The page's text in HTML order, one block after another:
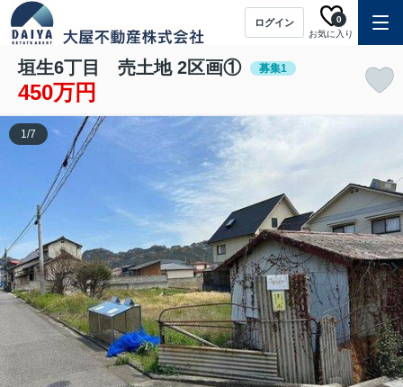
ログイン
お気に入り
0
垣生6丁目 売土地 2区画① 募集1
450万円
1/7